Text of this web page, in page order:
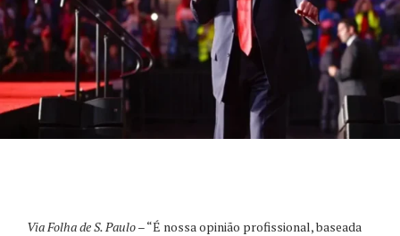
Via Folha de S. Paulo– “É nossa opinião profissional, baseada